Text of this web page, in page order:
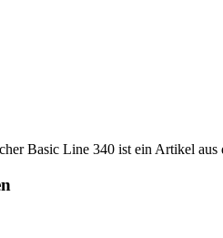
Basic Line 340 ist ein Artikel